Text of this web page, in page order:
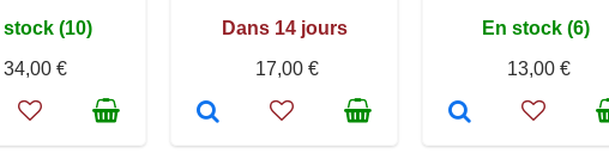
stock (10)
34,00 €
Dans 14 jours
17,00 €
En stock (6)
13,00 €